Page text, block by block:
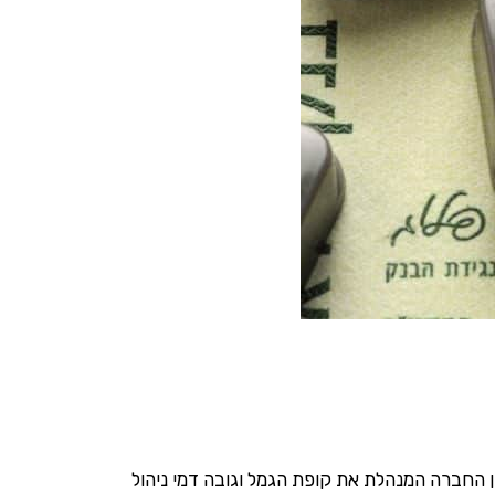
החיסכון החברה המנהלת את קופת הגמל וגובה דמי ניהול​